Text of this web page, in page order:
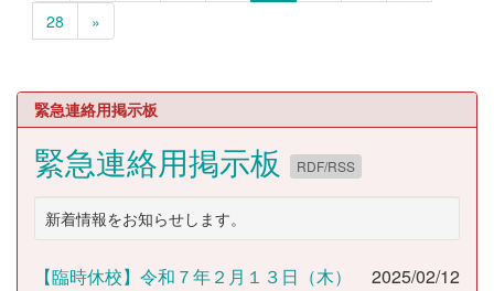
28
»
緊急連絡用掲示板
緊急連絡用掲示板 RDF/RSS
新着情報をお知らせします。
【臨時休校】令和７年２月１３日（木） 2025/02/12